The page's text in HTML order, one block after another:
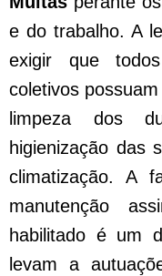
e do trabalho. A
exigir que
coletivos
limpeza dos
higienização das
climatização. A
manutenção
habilitado é um
levam a